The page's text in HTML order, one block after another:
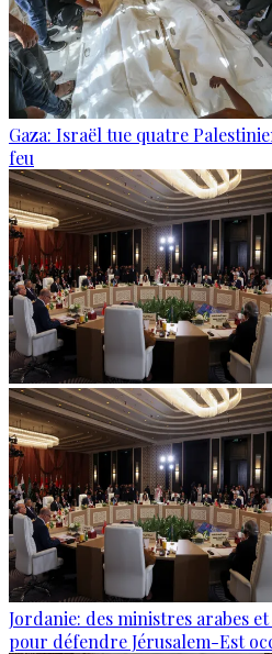
Gaza: Israël tue quatre
feu
Jordanie: des ministres arabes
pour défendre Jérusalem-Est